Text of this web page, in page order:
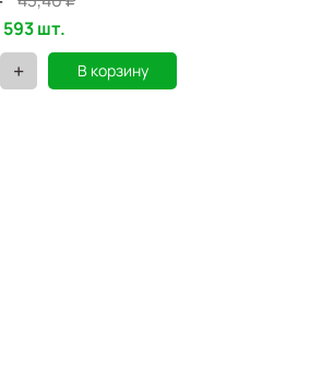
593 шт.
+ В корзину